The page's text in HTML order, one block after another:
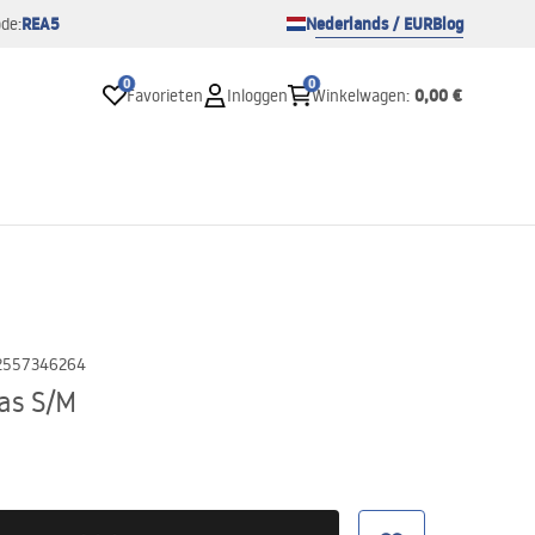
REA5 Nederlands / EURBlog
0
Favorieten Inloggen
0
Winkelwagen: 0,00 €
S/M